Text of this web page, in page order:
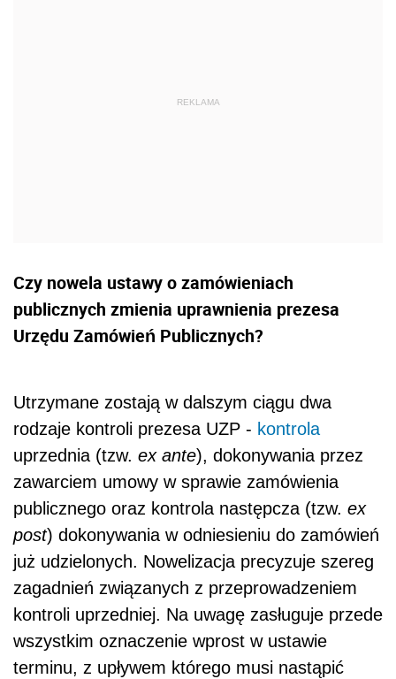
Czy nowela ustawy o zamówieniach
publicznych zmienia uprawnienia prezesa
Urzędu Zamówień Publicznych?
Utrzymane zostają w dalszym ciągu dwa
rodzaje kontroli prezesa UZP - kontrola
uprzednia (tzw. ex ante), dokonywania przez
zawarciem umowy w sprawie zamówienia
publicznego oraz kontrola następcza (tzw. ex
post) dokonywania w odniesieniu do zamówień
już udzielonych. Nowelizacja precyzuje szereg
zagadnień związanych z przeprowadzeniem
kontroli uprzedniej. Na uwagę zasługuje przede
wszystkim oznaczenie wprost w ustawie
terminu, z upływem którego musi nastąpić